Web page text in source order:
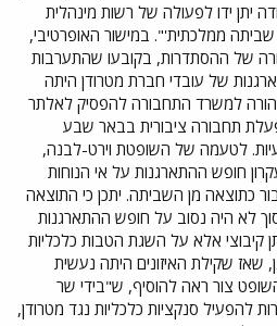
יתן ידו לפעולה של רשות מינהלית
ממלכתית'". במישור האופרטיבי,
של ההסתדרות, בקובעו שהתערבות
של עובדי חברת מטרודן היתה
הורה למשרד התחבורה להפסיק לאלתר
תחבורה ציבורית בבאר שבע
לטעמה של השופטת וירט-לבנה,
חופש ההתארגנות על אי הנוחות
כתוצאה מן השביתה. יתכן כי התוצאה
לא היה נסוב על חופש ההתארגנות
קיבוצי אלא על השגת הטבות כלכליות
שאז שקילת האיזונים היתה נעשית
צור ראה להוסיף, ש"בידי שר
להפעיל סנקציות כלכליות נגד מטרודן,